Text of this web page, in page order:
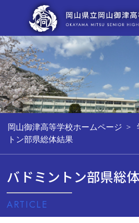
岡山御津高等学校ホームページ
トン部県総体結果
バドミントン部県総
ARTICLE